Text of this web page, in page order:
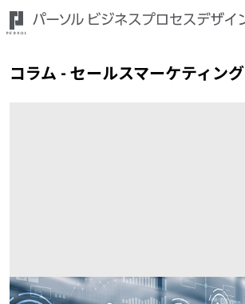
コラム - セールスマーケティング